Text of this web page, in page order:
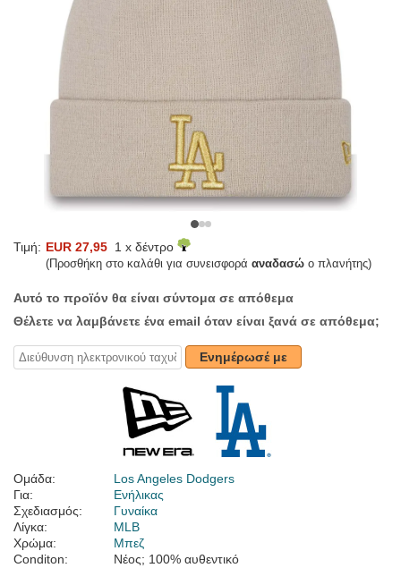
Τιμή: EUR 27,95 1 x δέντρο
(Προσθήκη στο καλάθι για συνεισφορά αναδασώ ο πλανήτης)
Αυτό το προϊόν θα είναι σύντομα σε απόθεμα
Θέλετε να λαμβάνετε ένα email όταν είναι ξανά σε απόθεμα;
Ενημέρωσέ με
Ομάδα:
Los Angeles Dodgers
Για:
Ενήλικας
Σχεδιασμός:
Γυναίκα
Λίγκα:
MLB
Χρώμα:
Μπεζ
Conditon:
Νέος; 100% αυθεντικό